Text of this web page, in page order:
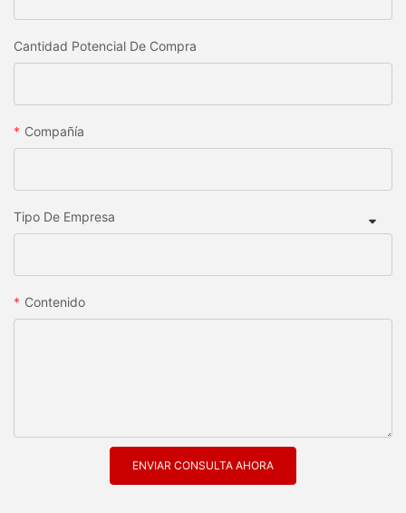
Cantidad Potencial De Compra
Compañía
Tipo De Empresa
Contenido
ENVIAR CONSULTA AHORA